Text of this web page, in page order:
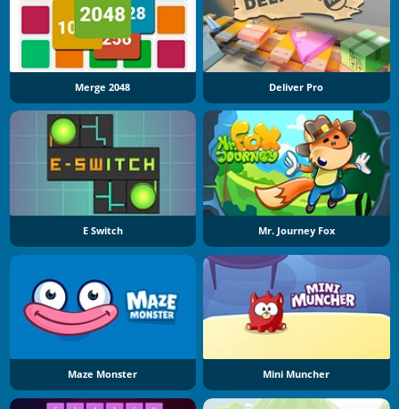
Merge 2048 Deliver Pro
E Switch Mr. Journey Fox
Maze Monster Mini Muncher